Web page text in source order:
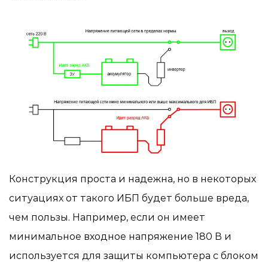
Конструкция проста и надежна, но в некоторых
ситуациях от такого ИБП будет больше вреда,
чем пользы. Например, если он имеет
минимальное входное напряжение 180 В и
используется для защиты компьютера с блоком